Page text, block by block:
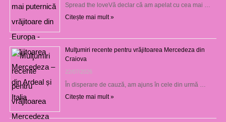
Spread the loveVă declar că am apelat cu cea mai …
Citește mai mult »
Mulţumiri recente pentru vrăjitoarea Mercedeza din
Craiova
22/07/2026
În disperare de cauză, am ajuns în cele din urmă …
Citește mai mult »